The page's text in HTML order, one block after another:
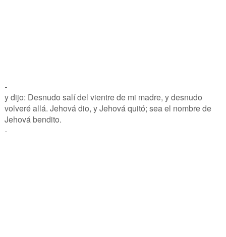
-
y dijo: Desnudo salí del vientre de mi madre, y desnudo
volveré allá. Jehová dio, y Jehová quitó; sea el nombre de
Jehová bendito.
-